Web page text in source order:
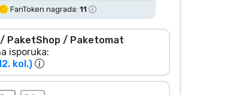
FanToken nagrada: 11
/ PaketShop / Paketomat
isporuka:
kol.)